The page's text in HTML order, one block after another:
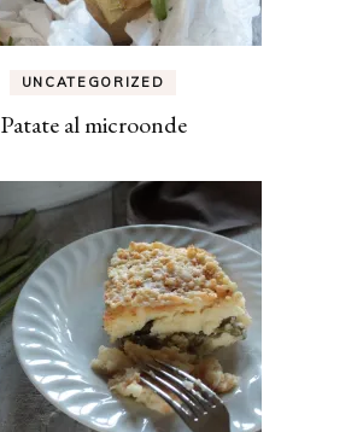
UNCATEGORIZED
Patate al microonde